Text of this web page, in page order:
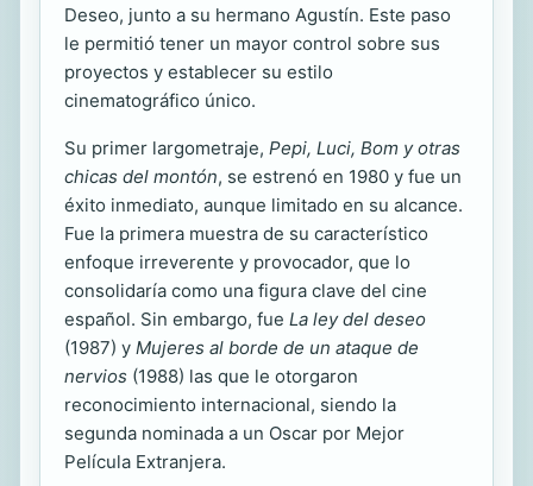
Deseo, junto a su hermano Agustín. Este paso
le permitió tener un mayor control sobre sus
proyectos y establecer su estilo
cinematográfico único.
Su primer largometraje, Pepi, Luci, Bom y otras
chicas del montón, se estrenó en 1980 y fue un
éxito inmediato, aunque limitado en su alcance.
Fue la primera muestra de su característico
enfoque irreverente y provocador, que lo
consolidaría como una figura clave del cine
español. Sin embargo, fue La ley del deseo
(1987) y Mujeres al borde de un ataque de
nervios (1988) las que le otorgaron
reconocimiento internacional, siendo la
segunda nominada a un Oscar por Mejor
Película Extranjera.